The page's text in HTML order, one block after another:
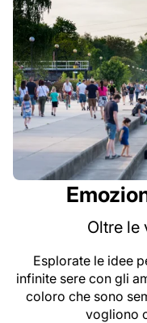
Oltre le
Esplorate le idee
infinite sere con gli
coloro che sono
vogliono